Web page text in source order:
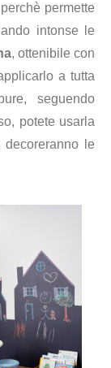
permette
intonse le
, ottenibile con
a tutta
seguendo
potete usarla
le